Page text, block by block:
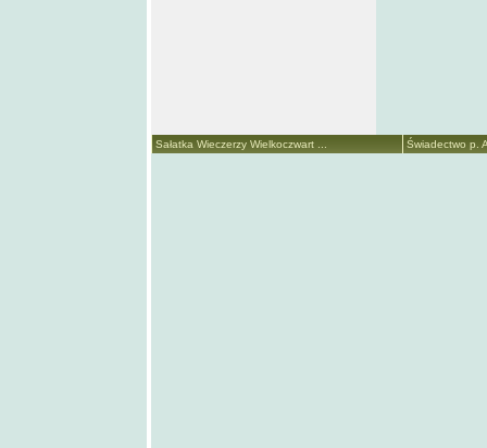
Sałatka Wieczerzy Wielkoczwart ... Świadectwo p.